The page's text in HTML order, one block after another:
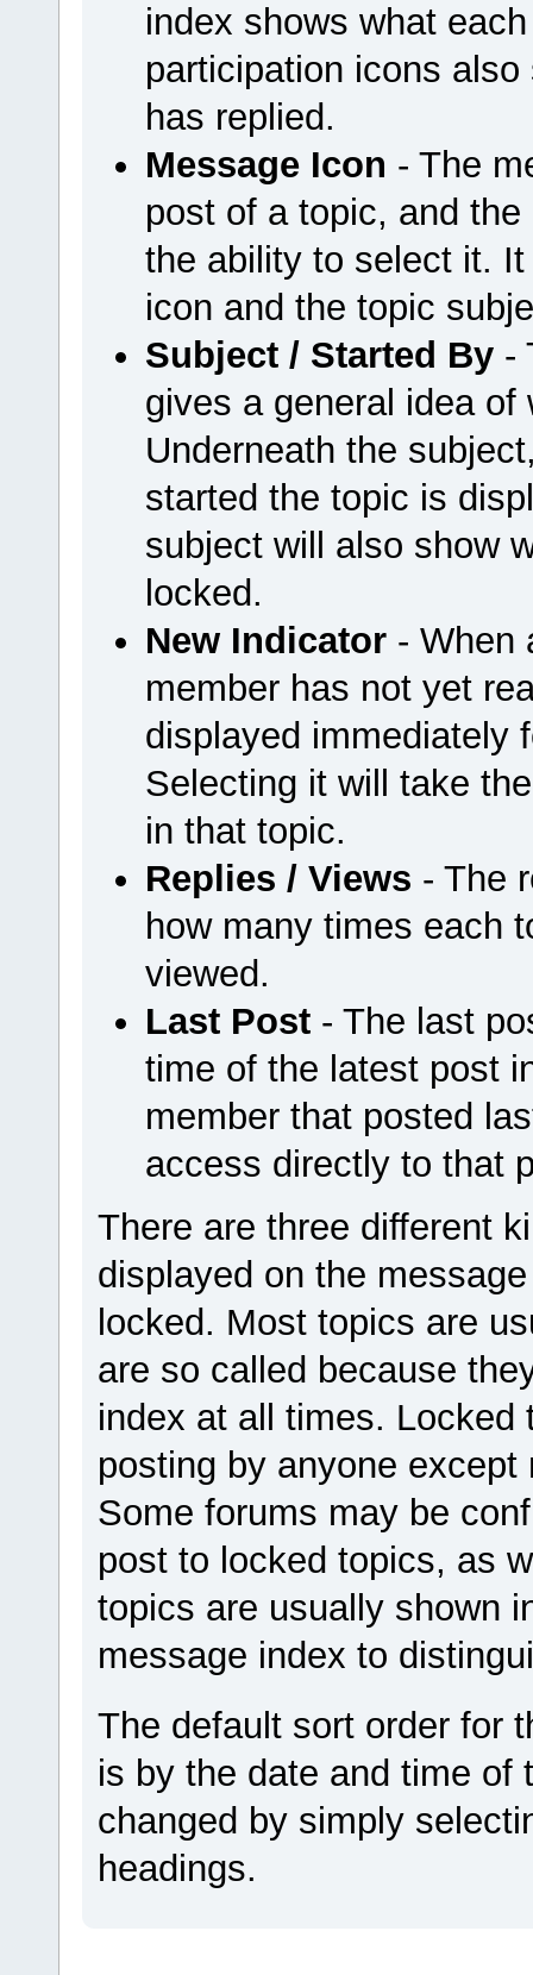
index shows what
participation icons
has replied.
Message Icon - The
post of a topic, and
the ability to select it.
icon and the topic
Subject / Started By-
gives a general idea
Underneath the
started the topic is
subject will also show
locked.
New Indicator- When
member has not yet
displayed immediately
Selecting it will take
in that topic.
Replies / Views - The
how many times each
viewed.
Last Post- The last
time of the latest post
member that posted
access directly to that
There are three different
displayed on the
locked. Most topics are
are so called because
index at all times.
posting by anyone
Some forums may be
post to locked topics, as
topics are usually shown
message index to
The default sort order for
is by the date and time of
changed by simply
headings.